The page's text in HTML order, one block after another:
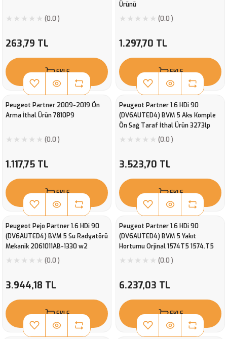
(0.0 )
263,79 TL
EKLE
Ürünü
(0.0 )
1.297,70 TL
EKLE
Peugeot Partner 2009-2019 Ön
Arma İthal Ürün 7810P9
(0.0 )
1.117,75 TL
EKLE
Peugeot Partner 1.6 HDi 90
(DV6AUTED4) BVM 5 Aks Komple
Ön Sağ Taraf İthal Ürün 3273lp
(0.0 )
3.523,70 TL
EKLE
Peugeot Pejo Partner 1.6 HDi 90
(DV6AUTED4) BVM 5 Su Radyatörü
Mekanik 2061011AB-1330 w2
(0.0 )
3.944,18 TL
EKLE
Peugeot Partner 1.6 HDi 90
(DV6AUTED4) BVM 5 Yakıt
Hortumu Orjinal 1574T5 1574.T5
(0.0 )
6.237,03 TL
EKLE